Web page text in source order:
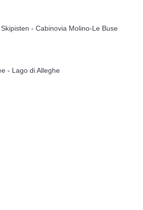
- Cabinovia Molino-Le Buse
- Lago di Alleghe